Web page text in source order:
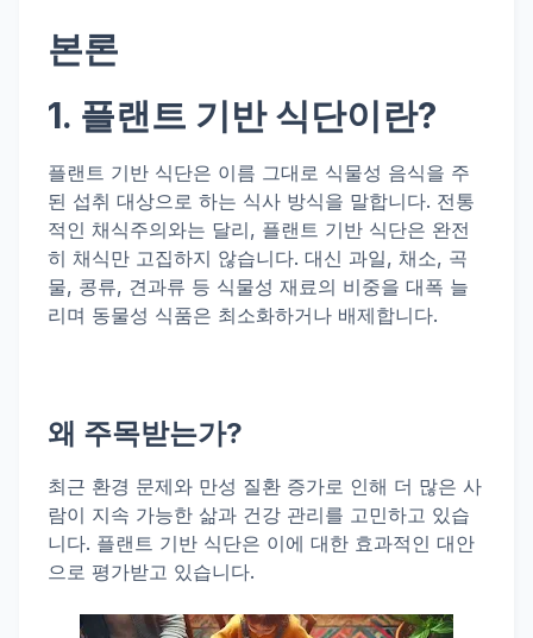
본론
1. 플랜트 기반 식단이란?
플랜트 기반 식단은 이름 그대로 식물성 음식을 주
된 섭취 대상으로 하는 식사 방식을 말합니다. 전통
적인 채식주의와는 달리, 플랜트 기반 식단은 완전
히 채식만 고집하지 않습니다. 대신 과일, 채소, 곡
물, 콩류, 견과류 등 식물성 재료의 비중을 대폭 늘
리며 동물성 식품은 최소화하거나 배제합니다.
왜 주목받는가?
최근 환경 문제와 만성 질환 증가로 인해 더 많은 사
람이 지속 가능한 삶과 건강 관리를 고민하고 있습
니다. 플랜트 기반 식단은 이에 대한 효과적인 대안
으로 평가받고 있습니다.